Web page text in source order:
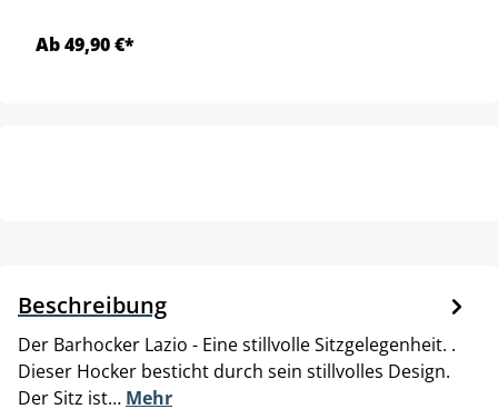
Ab 49,90 €*
Beschreibung
Der Barhocker Lazio - Eine stillvolle Sitzgelegenheit. .
Dieser Hocker besticht durch sein stillvolles Design.
Der Sitz ist… Mehr